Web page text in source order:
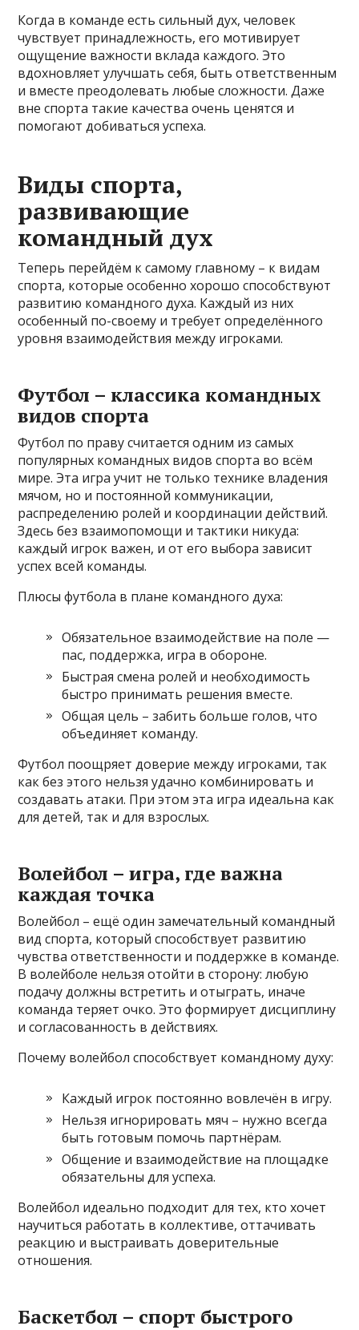
Когда в команде есть сильный дух, человек
чувствует принадлежность, его мотивирует
ощущение важности вклада каждого. Это
вдохновляет улучшать себя, быть ответственным
и вместе преодолевать любые сложности. Даже
вне спорта такие качества очень ценятся и
помогают добиваться успеха.
Виды спорта,
развивающие
командный дух
Теперь перейдём к самому главному – к видам
спорта, которые особенно хорошо способствуют
развитию командного духа. Каждый из них
особенный по-своему и требует определённого
уровня взаимодействия между игроками.
Футбол – классика командных
видов спорта
Футбол по праву считается одним из самых
популярных командных видов спорта во всём
мире. Эта игра учит не только технике владения
мячом, но и постоянной коммуникации,
распределению ролей и координации действий.
Здесь без взаимопомощи и тактики никуда:
каждый игрок важен, и от его выбора зависит
успех всей команды.
Плюсы футбола в плане командного духа:
Обязательное взаимодействие на поле —
пас, поддержка, игра в обороне.
Быстрая смена ролей и необходимость
быстро принимать решения вместе.
Общая цель – забить больше голов, что
объединяет команду.
Футбол поощряет доверие между игроками, так
как без этого нельзя удачно комбинировать и
создавать атаки. При этом эта игра идеальна как
для детей, так и для взрослых.
Волейбол – игра, где важна
каждая точка
Волейбол – ещё один замечательный командный
вид спорта, который способствует развитию
чувства ответственности и поддержке в команде.
В волейболе нельзя отойти в сторону: любую
подачу должны встретить и отыграть, иначе
команда теряет очко. Это формирует дисциплину
и согласованность в действиях.
Почему волейбол способствует командному духу:
Каждый игрок постоянно вовлечён в игру.
Нельзя игнорировать мяч – нужно всегда
быть готовым помочь партнёрам.
Общение и взаимодействие на площадке
обязательны для успеха.
Волейбол идеально подходит для тех, кто хочет
научиться работать в коллективе, оттачивать
реакцию и выстраивать доверительные
отношения.
Баскетбол – спорт быстрого